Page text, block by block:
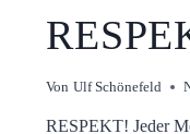
DIE
Von Ulf Schönefeld
RESPEKT! Jeder